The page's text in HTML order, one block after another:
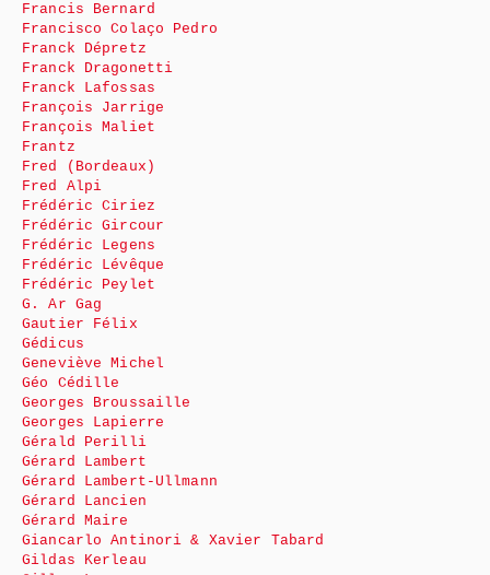
Francis Bernard
Francisco Colaço Pedro
Franck Dépretz
Franck Dragonetti
Franck Lafossas
François Jarrige
François Maliet
Frantz
Fred (Bordeaux)
Fred Alpi
Frédéric Ciriez
Frédéric Gircour
Frédéric Legens
Frédéric Lévêque
Frédéric Peylet
G. Ar Gag
Gautier Félix
Gédicus
Geneviève Michel
Géo Cédille
Georges Broussaille
Georges Lapierre
Gérald Perilli
Gérard Lambert
Gérard Lambert-Ullmann
Gérard Lancien
Gérard Maire
Giancarlo Antinori & Xavier Tabard
Gildas Kerleau